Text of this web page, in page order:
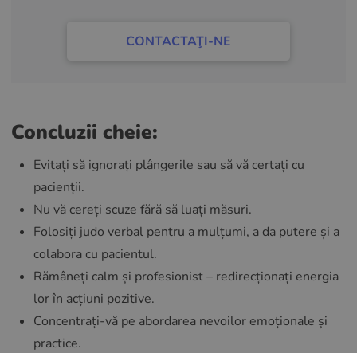
CONTACTAŢI-NE
Concluzii cheie:
Evitați să ignorați plângerile sau să vă certați cu
pacienții.
Nu vă cereți scuze fără să luați măsuri.
Folosiți judo verbal pentru a mulțumi, a da putere și a
colabora cu pacientul.
Rămâneți calm și profesionist – redirecționați energia
lor în acțiuni pozitive.
Concentrați-vă pe abordarea nevoilor emoționale și
practice.